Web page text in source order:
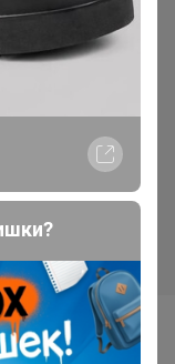
8мм, 20м